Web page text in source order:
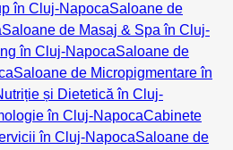
în Cluj-NapocaSaloane de
Saloane de Masaj & Spa în Cluj-
în Cluj-NapocaSaloane de
Saloane de Micropigmentare în
și Dietetică în Cluj-
în Cluj-NapocaCabinete
în Cluj-NapocaSaloane de